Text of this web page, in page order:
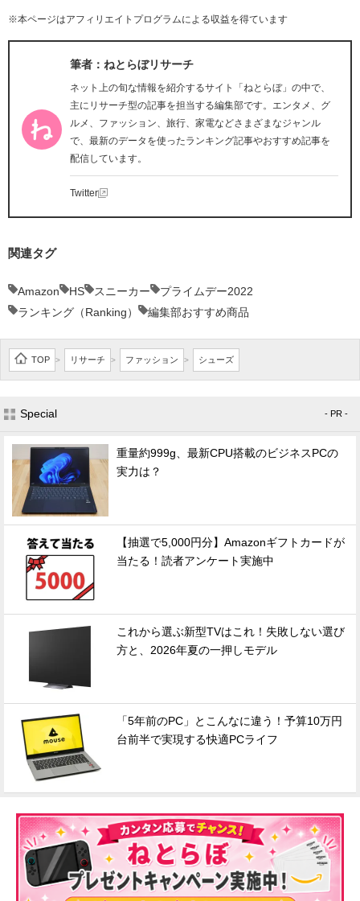
※本ページはアフィリエイトプログラムによる収益を得ています
筆者：ねとらぼリサーチ
ネット上の旬な情報を紹介するサイト「ねとらぼ」の中で、
主にリサーチ型の記事を担当する編集部です。エンタメ、グ
ルメ、ファッション、旅行、家電などさまざまなジャンル
で、最新のデータを使ったランキング記事やおすすめ記事を
配信しています。
Twitter
関連タグ
Amazon HS スニーカー
プライムデー2022
ランキング（Ranking）
編集部おすすめ商品
TOP > リサーチ > ファッション > シューズ
Special - PR -
重量約999g、最新CPU搭載のビジネスPCの
実力は？
【抽選で5,000円分】Amazonギフトカードが
当たる！読者アンケート実施中
これから選ぶ新型TVはこれ！失敗しない選び
方と、2026年夏の一押しモデル
「5年前のPC」とこんなに違う！予算10万円
台前半で実現する快適PCライフ